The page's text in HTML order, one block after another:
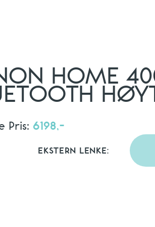
HOME
Pris: 6198,-
EKSTERN LENKE: